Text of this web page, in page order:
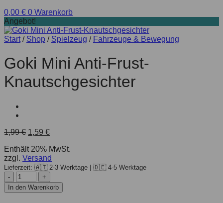
0,00 € 0 Warenkorb
Angebot!
Start / Shop / Spielzeug / Fahrzeuge & Bewegung
Goki Mini Anti-Frust-
Knautschgesichter
1,99€ Ursprünglicher
war:
1,99 €
1,59 €Aktueller
ist:
1,59 €.
Enthält 20% MwSt.
zzgl. Versand
Lieferzeit: 🇦🇹 2-3 Werktage | 🇩🇪 4-5 Werktage
Goki
Mini
Anti-
In den Warenkorb